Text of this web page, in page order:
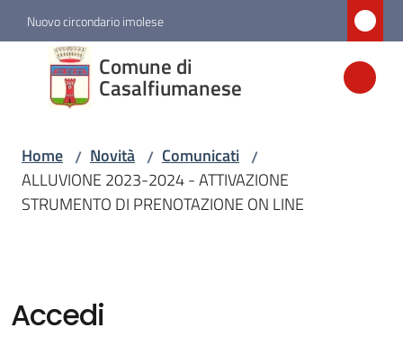
Vai al contenuto
Vai alla navigazione
Vai al footer
Nuovo circondario imolese
Comune di
Casalfiumanese
Comune di
Casalfiumanese
Amministrazione
Home / Novità / Comunicati /
ALLUVIONE 2023-2024 - ATTIVAZIONE
STRUMENTO DI PRENOTAZIONE ON LINE
Accedi